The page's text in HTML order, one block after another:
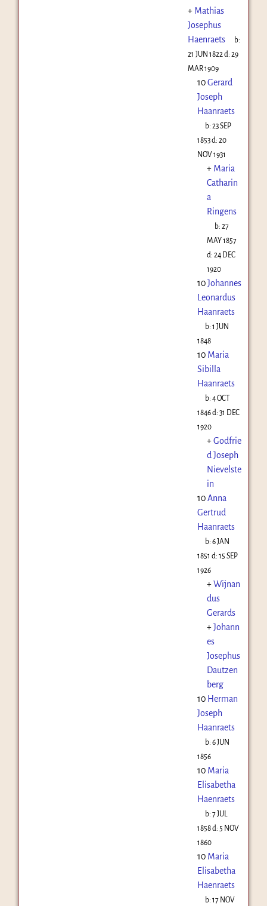
+ Mathias
Josephus
Haenraets
b:
21 JUN 1822 d: 29
MAR 1909
10Gerard
Joseph
Haanraets
b:23 SEP
1853d: 20
NOV 1931
+ Maria
Catharin
a
Ringens
b:27
MAY 1857
d: 24 DEC
1920
10Johannes
Leonardus
Haanraets
b:1 JUN
1848
10 Maria
Sibilla
Haanraets
b:4 OCT
1846d: 31 DEC
1920
+Godfrie
d Joseph
Nievelste
in
10Anna
Gertrud
Haanraets
b:6 JAN
1851 d: 15 SEP
1926
+Wijnan
dus
Gerards
+Johann
es
Josephus
Dautzen
berg
10 Herman
Joseph
Haanraets
b:6 JUN
1856
10 Maria
Elisabetha
Haenraets
b:7 JUL
1858d: 5 NOV
1860
10 Maria
Elisabetha
Haenraets
b:17 NOV